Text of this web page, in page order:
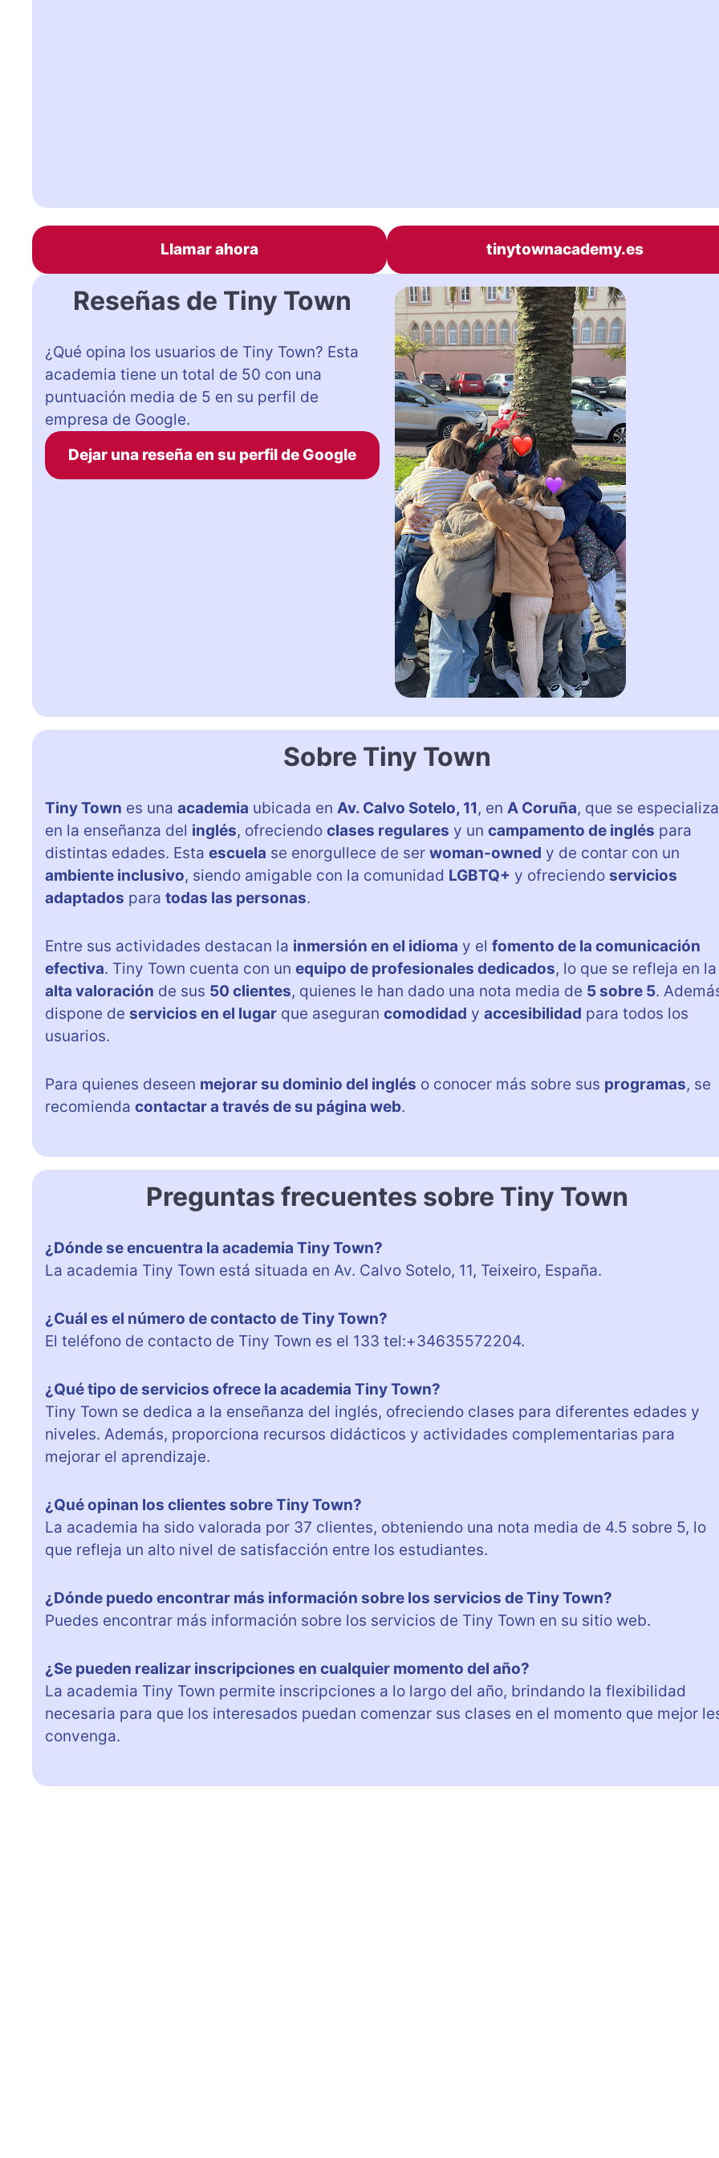
Llamar ahora tinytownacademy.es
Reseñas de Tiny Town
¿Qué opina los usuarios de Tiny Town? Esta
academia tiene un total de 50 con una
puntuación media de 5 en su perfil de
empresa de Google.
Dejar una reseña en su perfil de Google
Sobre Tiny Town
Tiny Town es una academia ubicada en Av. Calvo Sotelo, 11, en A Coruña, que se especializa
en la enseñanza del inglés, ofreciendo clases regulares y un campamento de inglés para
distintas edades. Esta escuela se enorgullece de ser woman-owned y de contar con un
ambiente inclusivo, siendo amigable con la comunidad LGBTQ+ y ofreciendo servicios
adaptados para todas las personas.
Entre sus actividades destacan la inmersión en el idioma y el fomento de la comunicación
efectiva. Tiny Town cuenta con un equipo de profesionales dedicados, lo que se refleja en la
alta valoración de sus 50 clientes, quienes le han dado una nota media de 5 sobre 5.
dispone de servicios en el lugar que aseguran comodidad y accesibilidad para todos los
usuarios.
Para quienes deseen mejorar su dominio del inglés o conocer más sobre sus programas, se
recomienda contactar a través de su página web.
Preguntas frecuentes sobre Tiny Town
¿Dónde se encuentra la academia Tiny Town?
La academia Tiny Town está situada en Av. Calvo Sotelo, 11, Teixeiro, España.
¿Cuál es el número de contacto de Tiny Town?
El teléfono de contacto de Tiny Town es el 133 tel:+34635572204.
¿Qué tipo de servicios ofrece la academia Tiny Town?
Tiny Town se dedica a la enseñanza del inglés, ofreciendo clases para diferentes edades y
niveles. Además, proporciona recursos didácticos y actividades complementarias para
mejorar el aprendizaje.
¿Qué opinan los clientes sobre Tiny Town?
La academia ha sido valorada por 37 clientes, obteniendo una nota media de 4.5 sobre 5, lo
que refleja un alto nivel de satisfacción entre los estudiantes.
¿Dónde puedo encontrar más información sobre los servicios de Tiny Town?
Puedes encontrar más información sobre los servicios de Tiny Town en su sitio web.
¿Se pueden realizar inscripciones en cualquier momento del año?
La academia Tiny Town permite inscripciones a lo largo del año, brindando la flexibilidad
necesaria para que los interesados puedan comenzar sus clases en el momento que mejor
convenga.